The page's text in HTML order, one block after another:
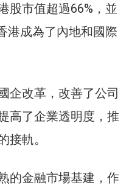
股市值超過66%，並
港成為了內地和國際
企改革，改善了公司
高了企業透明度，推
接軌。
的金融市場基建，作